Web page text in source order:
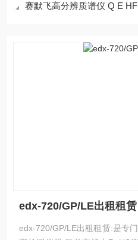
赛默飞高分辨质谱仪 Q E
edx-720/GP/LE出租租赁
edx-720/GP/LE出租租赁:是专